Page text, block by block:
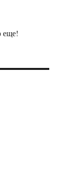
еще!